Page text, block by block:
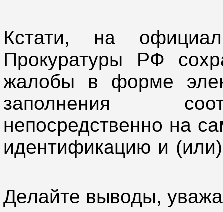
Кстати, на
Прокуратуры РФ
жалобы в форме
заполнения
непосредственно на
идентификацию и
Делайте выводы,